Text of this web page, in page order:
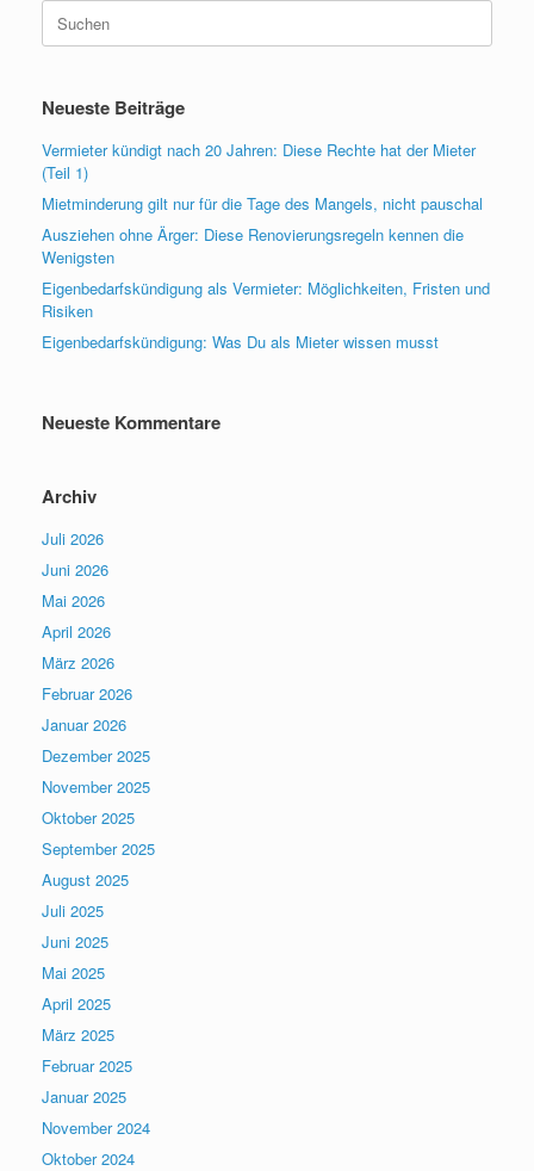
Suchen
nach:
Neueste Beiträge
Vermieter kündigt nach 20 Jahren: Diese Rechte hat der Mieter
(Teil 1)
Mietminderung gilt nur für die Tage des Mangels, nicht pauschal
Ausziehen ohne Ärger: Diese Renovierungsregeln kennen die
Wenigsten
Eigenbedarfskündigung als Vermieter: Möglichkeiten, Fristen und
Risiken
Eigenbedarfskündigung: Was Du als Mieter wissen musst
Neueste Kommentare
Archiv
Juli 2026
Juni 2026
Mai 2026
April 2026
März 2026
Februar 2026
Januar 2026
Dezember 2025
November 2025
Oktober 2025
September 2025
August 2025
Juli 2025
Juni 2025
Mai 2025
April 2025
März 2025
Februar 2025
Januar 2025
November 2024
Oktober 2024